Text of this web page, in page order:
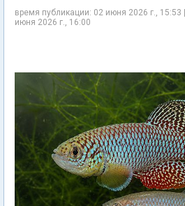
время публикации: 02 июня 2026 г.,
июня 2026 г., 16:00